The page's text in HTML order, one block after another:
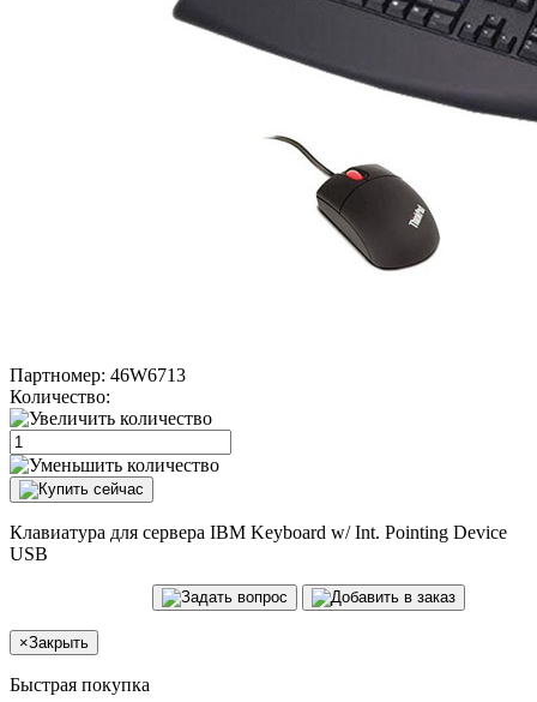
Партномер: 46W6713
Количество:
Клавиатура для сервера IBM Keyboard w/ Int. Pointing Device
USB
×Закрыть
Быстрая покупка